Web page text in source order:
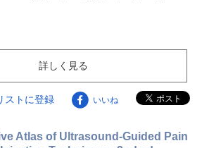
詳しく見る
ストに登録 いいね
Atlas of Ultrasound-Guided Pain